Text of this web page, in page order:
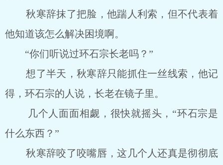
秋寒辞抹了把脸，他踹人利索，但不代表着
他知道该怎么解决困境啊。
“你们听说过环石宗长老吗？”
想了半天，秋寒辞只能抓住一丝线索，他记
得，环石宗的人说，长老在镜子里。
几个人面面相觑，很快就摇头，“环石宗是
什么东西？”
秋寒辞咬了咬嘴唇，这几个人还真是彻彻底